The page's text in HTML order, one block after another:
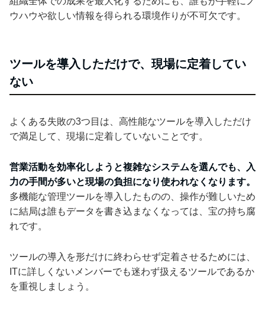
ウハウや欲しい情報を得られる環境作りが不可欠です。
ツールを導入しただけで、現場に定着してい
ない
よくある失敗の3つ目は、高性能なツールを導入しただけ
で満足して、現場に定着していないことです。
営業活動を効率化しようと複雑なシステムを選んでも、入
力の手間が多いと現場の負担になり使われなくなります。
多機能な管理ツールを導入したものの、操作が難しいため
に結局は誰もデータを書き込まなくなっては、宝の持ち腐
れです。
ツールの導入を形だけに終わらせず定着させるためには、
ITに詳しくないメンバーでも迷わず扱えるツールであるか
を重視しましょう。